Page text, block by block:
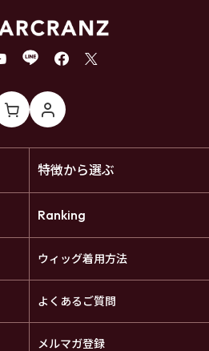
特徴から選ぶ
Ranking
ウィッグ着用方法
よくあるご質問
メルマガ登録